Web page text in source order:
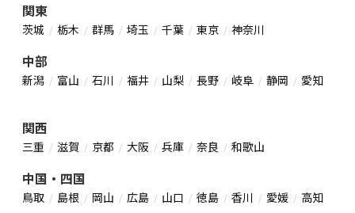
関東
茨城 栃木 群馬 埼玉 千葉 東京 神奈川
中部
新潟 富山 石川 福井 山梨 長野 岐阜 静岡 愛知
関西
三重 滋賀 京都 大阪 兵庫 奈良 和歌山
中国・四国
鳥取 島根 岡山 広島 山口 徳島 香川 愛媛 高知